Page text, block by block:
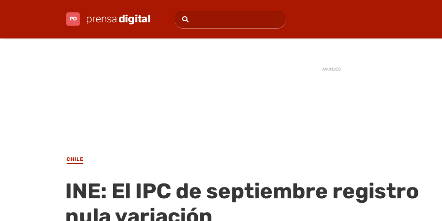
ANUNCIOS
CHILE
INE: El IPC de septiembre registro